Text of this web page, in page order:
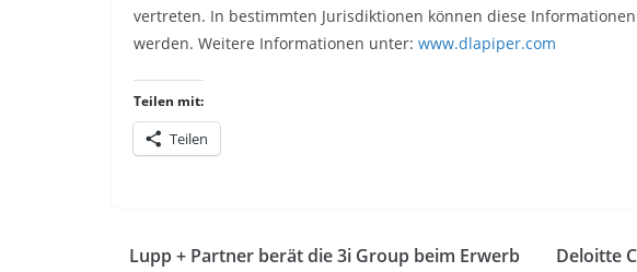
vertreten. In bestimmten Jurisdiktionen können diese
werden. Weitere Informationen unter: www.dlapiper.com
Teilen mit:
Teilen
Lupp + Partner berät die 3i Group beim Erwerb
Deloitte